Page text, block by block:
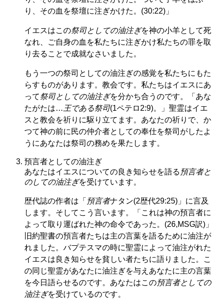
り、その血を祭壇に注ぎかけた。(30:22)」
イエスはこの祭司としての油注ぎを神の小羊として死
なれ、ご自身の血を私たちに注ぎかけ私たちの罪を取
り去ることで成就なさいました。
もう一つの祭司としての油注ぎの感覚を私たちにもた
らすものがあります。教会です。私たちはイエスにあ
って祭司としての油注ぎを分かち合うのです。「あな
たがたは… 王である祭司(1ペテロ2:9)。」聖霊はイエ
スと教会を祈りに駆り立てます。あなたの祈りで、か
つて神の前に民の仲介者としての奉仕を祭司がしたよ
うにあなたは祭司の務めを果たします。
預言者としての油注ぎ
あなたはイエスについての良き知らせを語る 預言者と
のしての油注ぎを受けています。
歴代誌の作者は「 預言者ナタン(2歴代29:25)」に言及
します。そしてこう言います。「これは神の預言者に
よって取り運ばれた神の命令であった。(26,MSG訳)」
旧約聖書の預言者たちは主の言葉を語るために油注が
れました。バプテスマの時に聖霊によって油注がれた
イエスは良き知らせを貧しい者たちに語りました。こ
の同じ聖霊があなたに油注ぎを与えあなたに主の言葉
を今日語らせるのです。あなたはこの預言者としての
油注ぎを受けているのです。